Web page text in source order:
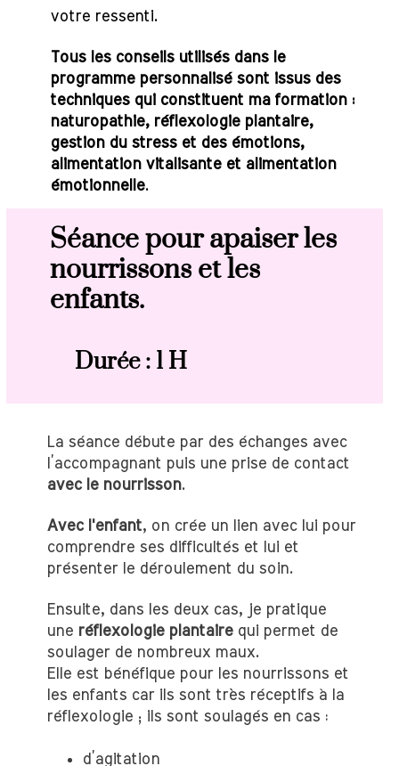
votre ressenti.
Tous les conseils utilisés dans le
programme personnalisé sont issus des
techniques qui constituent ma formation :
naturopathie, réflexologie plantaire,
gestion du stress et des émotions,
alimentation vitalisante et alimentation
émotionnelle.
Séance pour apaiser les
nourrissons et les
enfants.
Durée : 1 H
La séance débute par des échanges avec
l’accompagnant puis une prise de contact
avec le nourrisson.
Avec l'enfant, on crée un lien avec lui pour
comprendre ses difficultés et lui et
présenter le déroulement du soin.
Ensuite, dans les deux cas, je pratique
une réflexologie plantairequi permet de
soulager de nombreux maux.
Elle est bénéfique pour les nourrissons et
les enfants car ils sont très réceptifs à la
réflexologie ; ils sont soulagés en cas :
d’agitation